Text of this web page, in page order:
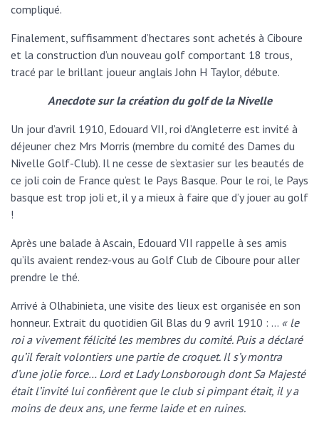
compliqué.
Finalement, suffisamment d’hectares sont achetés à Ciboure
et la construction d’un nouveau golf comportant 18 trous,
tracé par le brillant joueur anglais John H Taylor, débute.
Anecdote sur la création du golf de la Nivelle
Un jour d’avril 1910, Edouard VII, roi d’Angleterre est invité à
déjeuner chez Mrs Morris (membre du comité des Dames du
Nivelle Golf-Club). Il ne cesse de s’extasier sur les beautés de
ce joli coin de France qu’est le Pays Basque. Pour le roi, le Pays
basque est trop joli et, il y a mieux à faire que d’y jouer au golf
!
Après une balade à Ascain, Edouard VII rappelle à ses amis
qu’ils avaient rendez-vous au Golf Club de Ciboure pour aller
prendre le thé.
Arrivé à Olhabinieta, une visite des lieux est organisée en son
honneur. Extrait du quotidien Gil Blas du 9 avril 1910 : … « le
roi a vivement félicité les membres du comité. Puis a déclaré
qu’il ferait volontiers une partie de croquet. Il s’y montra
d’une jolie force… Lord et Lady Lonsborough dont Sa Majesté
était l’invité lui confièrent que le club si pimpant était, il y a
moins de deux ans, une ferme laide et en ruines.